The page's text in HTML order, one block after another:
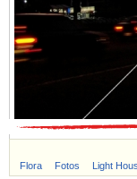
Flora Fotos Light